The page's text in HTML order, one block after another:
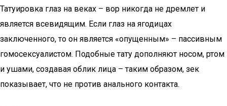
Татуировка глаз на веках – вор никогда не дремлет и
является всевидящим. Если глаз на ягодицах
заключенного, то он является «опущенным» – пассивным
гомосексуалистом. Подобные тату дополняют носом, ртом
и ушами, создавая облик лица – таким образом, зек
показывает, что не против анального контакта.